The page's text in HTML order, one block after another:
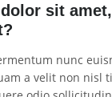
sit
nunc
a velit non nisl